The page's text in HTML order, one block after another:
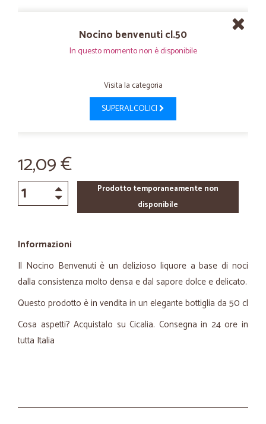
Nocino benvenuti cl.50
In questo momento non è disponibile
Visita la categoria
SUPERALCOLICI
12,09 €
Prodotto temporaneamente non
disponibile
Informazioni
Il Nocino Benvenuti è un delizioso liquore a base di noci
dalla consistenza molto densa e dal sapore dolce e delicato.
Questo prodotto è in vendita in un elegante bottiglia da 50 cl
Cosa aspetti? Acquistalo su Cicalia. Consegna in 24 ore in
tutta Italia